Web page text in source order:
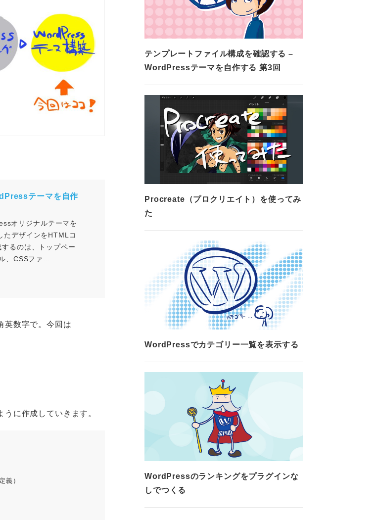
テーマを自作
オリジナルテーマを
たデザインをHTMLコ
るのは、トップペー
、CSSファ…
英数字で。今回は
に作成していきます。
テンプレートファイル構成を確認する –
WordPressテーマを自作する 第3回
Procreate（プロクリエイト）を使ってみ
た
WordPressでカテゴリー一覧を表示する
WordPressのランキングをプラグインな
しでつくる